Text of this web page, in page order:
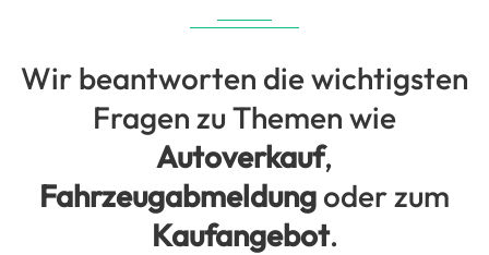
Wir beantworten die wichtigsten
Fragen zu Themen wie
Autoverkauf,
Fahrzeugabmeldungoder zum
Kaufangebot.